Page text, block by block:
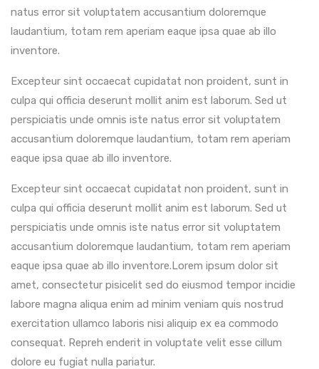
natus error sit voluptatem accusantium doloremque
laudantium, totam rem aperiam eaque ipsa quae ab illo
inventore.
Excepteur sint occaecat cupidatat non proident, sunt in
culpa qui officia deserunt mollit anim est laborum. Sed ut
perspiciatis unde omnis iste natus error sit voluptatem
accusantium doloremque laudantium, totam rem aperiam
eaque ipsa quae ab illo inventore.
Excepteur sint occaecat cupidatat non proident, sunt in
culpa qui officia deserunt mollit anim est laborum. Sed ut
perspiciatis unde omnis iste natus error sit voluptatem
accusantium doloremque laudantium, totam rem aperiam
eaque ipsa quae ab illo inventore.Lorem ipsum dolor sit
amet, consectetur pisicelit sed do eiusmod tempor incidie
labore magna aliqua enim ad minim veniam quis nostrud
exercitation ullamco laboris nisi aliquip ex ea commodo
consequat. Repreh enderit in voluptate velit esse cillum
dolore eu fugiat nulla pariatur.